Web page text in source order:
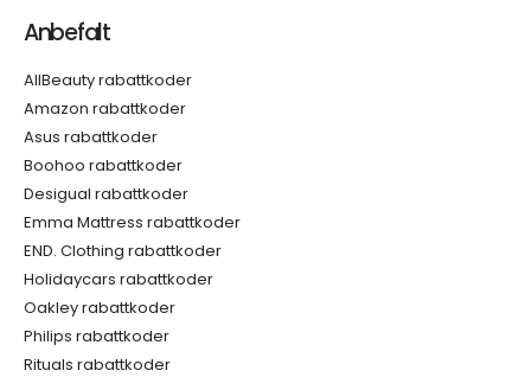
Anbefalt
AllBeauty rabattkoder
Amazon rabattkoder
Asus rabattkoder
Boohoo rabattkoder
Desigual rabattkoder
Emma Mattress rabattkoder
END. Clothing rabattkoder
Holidaycars rabattkoder
Oakley rabattkoder
Philips rabattkoder
Rituals rabattkoder